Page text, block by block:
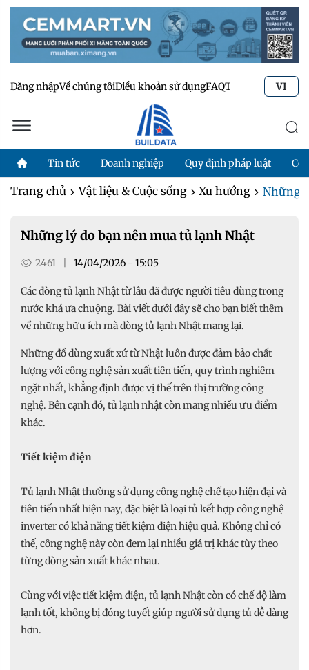
Đăng nhậpVề chúng tôiĐiều khoản sử dụngFAQTư vấn kỹ thuật
VI
Tin tức Doanh nghiệp Quy định pháp luật
Trang chủ Vật liệu & Cuộc sống Xu hướng Những
Những lý do bạn nên mua tủ lạnh Nhật
2461 14/04/2026 - 15:05
Các dòng tủ lạnh Nhật từ lâu đã được người tiêu dùng trong
nước khá ưa chuộng. Bài viết dưới đây sẽ cho bạn biết thêm
về những hữu ích mà dòng tủ lạnh Nhật mang lại.
Những đồ dùng xuất xứ từ Nhật luôn được đảm bảo chất
lượng với công nghệ sản xuất tiên tiến, quy trình nghiêm
ngặt nhất, khẳng định được vị thế trên thị trường công
nghệ. Bên cạnh đó, tủ lạnh nhật còn mang nhiều ưu điểm
khác.
Tiết kiệm điện
Tủ lạnh Nhật thường sử dụng công nghệ chế tạo hiện đại và
tiên tiến nhất hiện nay, đặc biệt là loại tủ kết hợp công nghệ
inverter có khả năng tiết kiệm điện hiệu quả. Không chỉ có
thế, công nghệ này còn đem lại nhiều giá trị khác tùy theo
từng dòng sản xuất khác nhau.
Cùng với việc tiết kiệm điện, tủ lạnh Nhật còn có chế độ làm
lạnh tốt, không bị đóng tuyết giúp người sử dụng tủ dễ dàng
hơn.